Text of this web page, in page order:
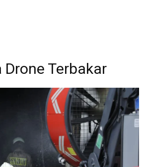
Drone Terbakar